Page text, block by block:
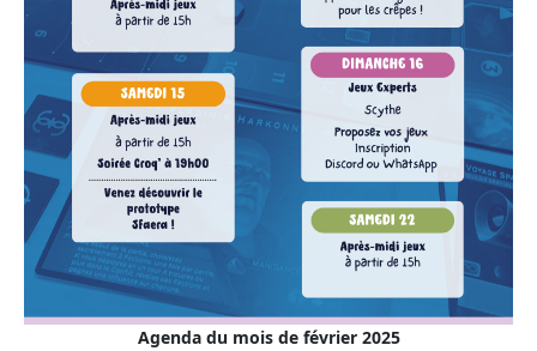
Agenda du mois de février 2025